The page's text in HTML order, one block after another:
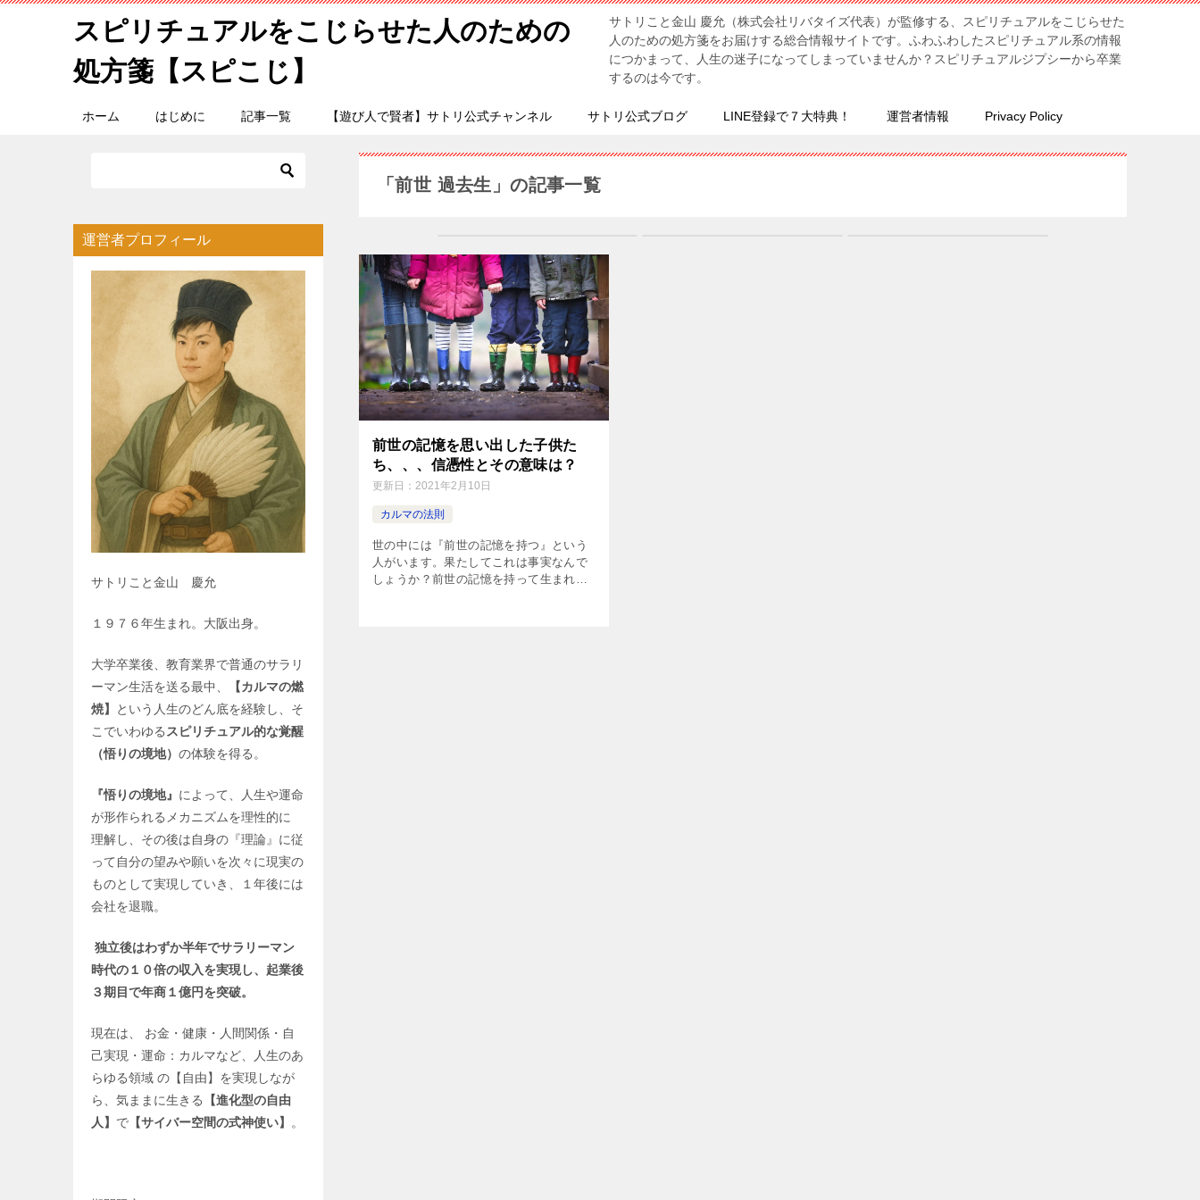
スピリチュアルをこじらせた人のための
処方箋【スピこじ】
サトリこと金山 慶允（株式会社リバタイズ代表）が監修する、スピリチュアルをこじらせた
人のための処方箋をお届けする総合情報サイトです。ふわふわしたスピリチュアル系の情報
につかまって、人生の迷子になってしまっていませんか？スピリチュアルジプシーから卒業
するのは今です。
ホーム はじめに 記事一覧 【遊び人で賢者】サトリ公式チャンネル サトリ公式ブログ LINE登録で７大特典！ 運営者情報 Privacy Policy
「前世 過去生」の記事一覧
前世の記憶を思い出した子供た
ち、、、信憑性とその意味は？
更新日： 2021年2月10日
カルマの法則
世の中には『前世の記憶を持つ』という
人がいます。果たしてこれは事実なんで
しょうか？前世の記憶を持って生まれる
運営者プロフィール
サトリこと金山 慶允
１９７６年生まれ。大阪出身。
大学卒業後、教育業界で普通のサラリ
ーマン生活を送る最中、
【カルマの燃
焼】
という人生のどん底を経験し、そ
こでいわゆる スピリチュアル的な覚醒
（悟りの境地） の体験を得る。
『悟りの境地』 によって、人生や運命
が形作られるメカニズムを理性的に
理解し、その後は自身の『理論』に従
って自分の望みや願いを次々に現実の
ものとして実現していき、１年後には
会社を退職。
独立後はわずか半年でサラリーマン
時代の１０倍の収入を実現し、起業後
３期目で年商１億円を突破。
現在は、 お金・健康・人間関係・自
己実現・運命：カルマなど、人生のあ
らゆる領域 の【自由】を実現しなが
ら、気ままに生きる
【進化型の自由
人】 で 【サイバー空間の式神使い】 。